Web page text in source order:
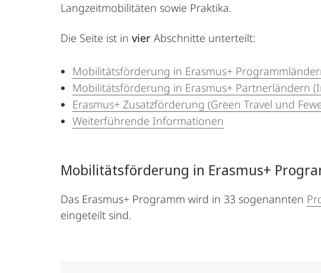
Langzeitmobilitäten sowie Praktika.
Die Seite ist in vier Abschnitte unterteilt:
Mobilitätsförderung in Erasmus+
Mobilitätsförderung in Erasmus+ Partnerländern
Erasmus+ Zusatzförderung (Green Travel und
Weiterführende Informationen
Mobilitätsförderung in Erasmus+
Das Erasmus+ Programm wird in 33 sogenannten
eingeteilt sind.